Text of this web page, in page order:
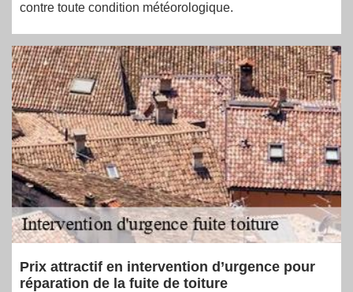
contre toute condition météorologique.
Prix attractif en intervention d’urgence pour
réparation de la fuite de toiture